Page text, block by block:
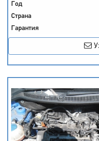
Год
Страна
Гарантия